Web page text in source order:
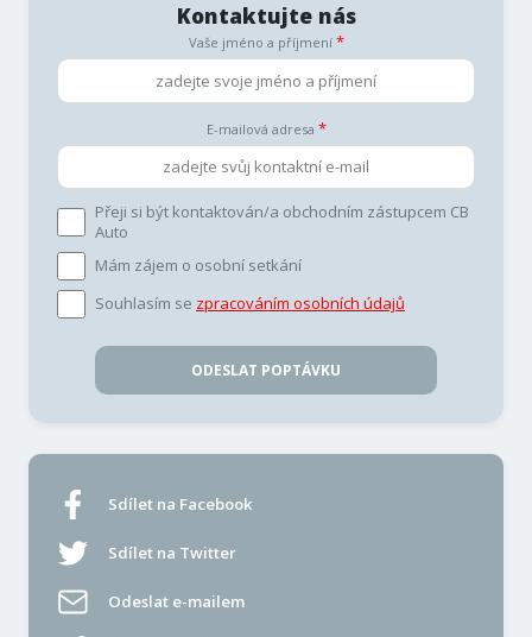
Kontaktujte nás
Vaše jméno a příjmení
E-mailová adresa
Přeji si být kontaktován/a obchodním zástupcem CB
Auto
Mám zájem o osobní setkání
Souhlasím se zpracováním osobních údajů
ODESLAT POPTÁVKU
Sdílet na Facebook
Sdílet na Twitter
Odeslat e-mailem